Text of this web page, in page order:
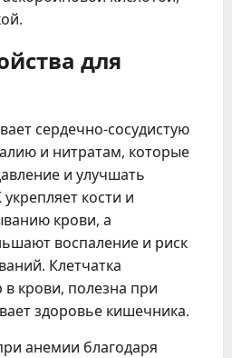
для
сердечно-сосудистую
и нитратам, которые
и улучшать
кости и
крови, а
воспаление и риск
Клетчатка
в крови, полезна при
здоровье кишечника.
анемии благодаря